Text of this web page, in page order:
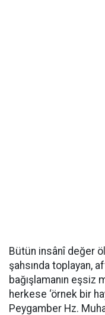
Bütün insânî değer
şahsında toplayan,
bağışlamanın eşsiz
herkese ‘örnek bir
Peygamber Hz.